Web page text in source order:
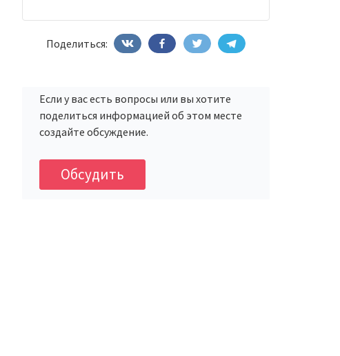
Поделиться:
Если у вас есть вопросы или вы хотите
поделиться информацией об этом месте
создайте обсуждение.
Обсудить